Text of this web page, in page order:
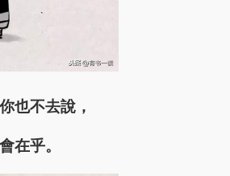
也不去說，
在乎。